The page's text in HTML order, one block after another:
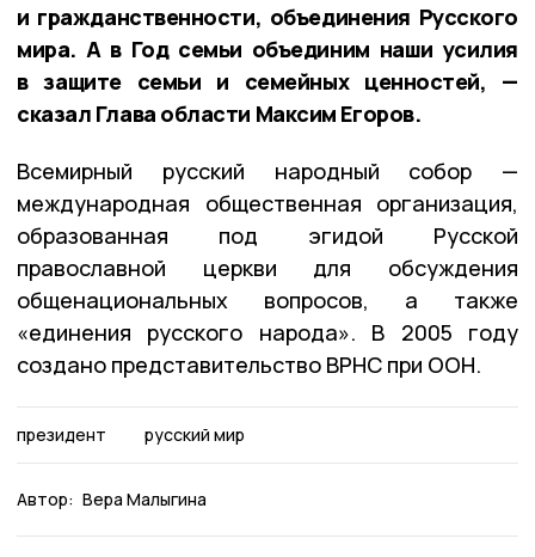
и гражданственности, объединения Русского
мира. А в Год семьи объединим наши усилия
в защите семьи и семейных ценностей, —
сказал Глава области Максим Егоров.
Всемирный русский народный собор —
международная общественная организация,
образованная под эгидой Русской
православной церкви для обсуждения
общенациональных вопросов, а также
«единения русского народа». В 2005 году
создано представительство ВРНС при ООН.
президент русский мир
Автор: Вера Малыгина